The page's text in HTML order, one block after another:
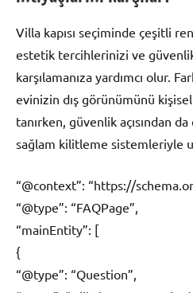
Villa kapısı seçiminde çeşitli
estetik tercihlerinizi ve güvenlik
karşılamanıza yardımcı olur.
evinizin dış görünümünü
tanırken, güvenlik açısından
sağlam kilitleme sistemleriyle
“@context”: “https://
“@type”: “FAQPage”,
“mainEntity”: [
{
“@type”: “Question”,